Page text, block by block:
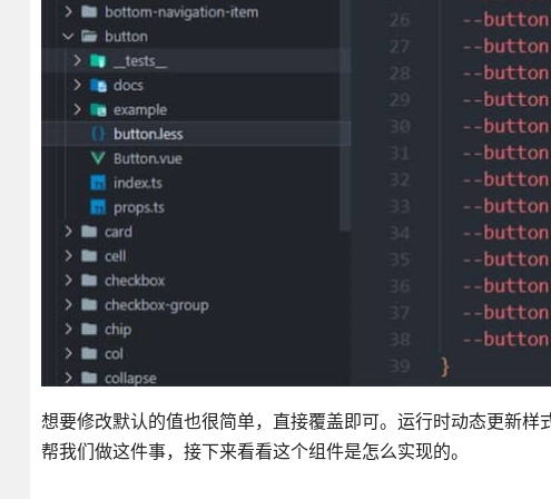
想要修改默认的值也很简单，直接覆盖即可。运行时动态更新
帮我们做这件事，接下来看看这个组件是怎么实现的。